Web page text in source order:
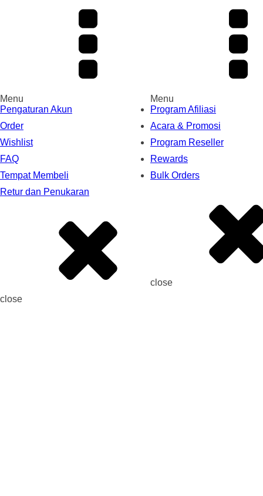
Menu
Pengaturan Akun
Order
Wishlist
FAQ
Tempat Membeli
Retur dan Penukaran
close
Menu
Program Afiliasi
Acara & Promosi
Program Reseller
Rewards
Bulk Orders
close